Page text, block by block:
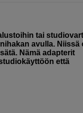
tai
avulla. Niissä
Nämä adapterit
että